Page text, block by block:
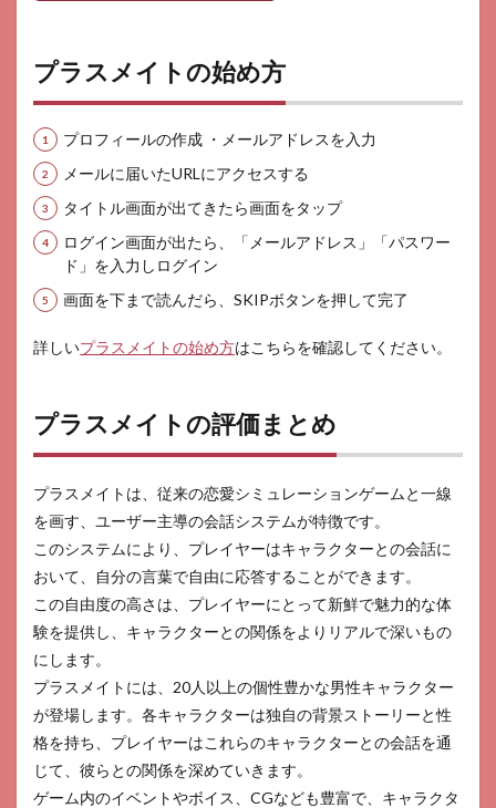
プラスメイトの始め方
プロフィールの作成 ・メールアドレスを入力
メールに届いたURLにアクセスする
タイトル画面が出てきたら画面をタップ
ログイン画面が出たら、「メールアドレス」「パスワー
ド」を入力しログイン
画面を下まで読んだら、SKIPボタンを押して完了
詳しいプラスメイトの始め方はこちらを確認してください。
プラスメイトの評価まとめ
プラスメイトは、従来の恋愛シミュレーションゲームと一線
を画す、ユーザー主導の会話システムが特徴です。
このシステムにより、プレイヤーはキャラクターとの会話に
おいて、自分の言葉で自由に応答することができます。
この自由度の高さは、プレイヤーにとって新鮮で魅力的な体
験を提供し、キャラクターとの関係をよりリアルで深いもの
にします。
プラスメイトには、20人以上の個性豊かな男性キャラクター
が登場します。各キャラクターは独自の背景ストーリーと性
格を持ち、プレイヤーはこれらのキャラクターとの会話を通
じて、彼らとの関係を深めていきます。
ゲーム内のイベントやボイス、CGなども豊富で、キャラクタ